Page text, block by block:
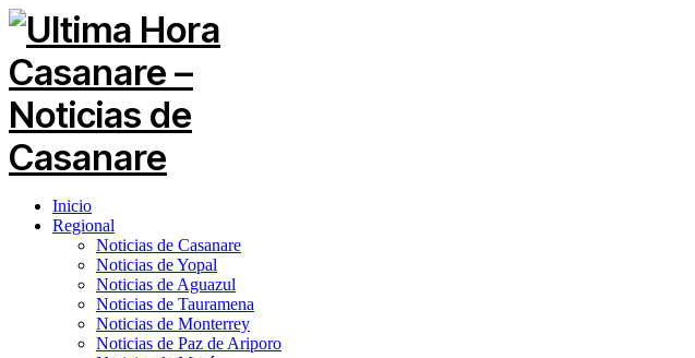
Inicio
Regional
Noticias de Casanare
Noticias de Yopal
Noticias de Aguazul
Noticias de Tauramena
Noticias de Monterrey
Noticias de Paz de Ariporo